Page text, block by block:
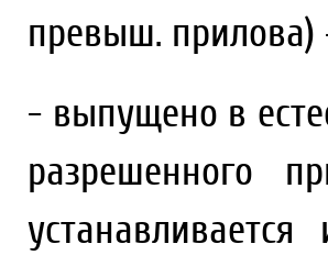
превыш. прилова)
- выпущено в
разрешенного